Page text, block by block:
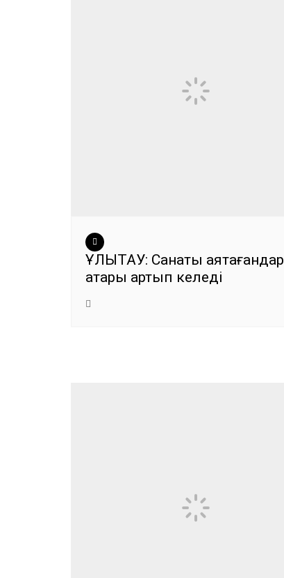
ҰЛЫТАУ: Санақты аяқтағандар
қатары артып келеді